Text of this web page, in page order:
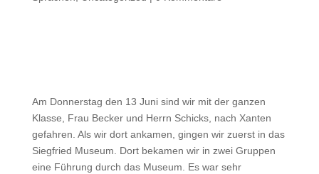
Am Donnerstag den 13 Juni sind wir mit der ganzen
Klasse, Frau Becker und Herrn Schicks, nach Xanten
gefahren. Als wir dort ankamen, gingen wir zuerst in das
Siegfried Museum. Dort bekamen wir in zwei Gruppen
eine Führung durch das Museum. Es war sehr